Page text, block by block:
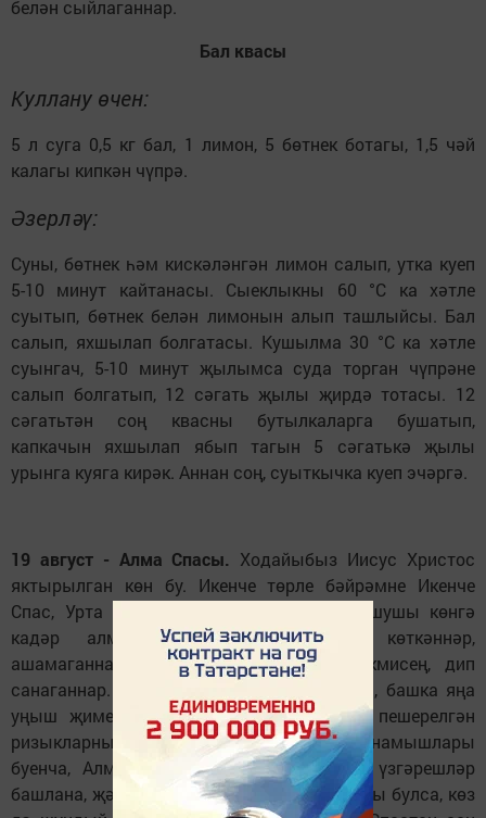
белән сыйлаганнар.
Бал квасы
Куллану өчен:
5 л суга 0,5 кг бал, 1 лимон, 5 бөтнек ботагы, 1,5 чәй
калагы кипкән чүпрә.
Әзерләү:
Суны, бөтнек һәм кискәләнгән лимон салып, утка куеп
5-10 минут кайтанасы. Сыеклыкны 60 °С ка хәтле
суытып, бөтнек белән лимонын алып ташлыйсы. Бал
салып, яхшылап болгатасы. Кушылма 30 °С ка хәтле
суынгач, 5-10 минут җылымса суда торган чүпрәне
салып болгатып, 12 сәгать җылы җирдә тотасы. 12
сәгатьтән соң квасны бутылкаларга бушатып,
капкачын яхшылап ябып тагын 5 сәгатькә җылы
урынга куяга кирәк. Аннан соң, суыткычка куеп эчәргә.
19 август - Алма Спасы. Ходайыбыз Иисус Христос
яктырылган көн бу. Икенче төрле бәйрәмне Икенче
Спас, Урта Спас дип тә атыйлар. Элек шушы көнгә
кадәр алманың өлгереп җиткәнен көткәннәр,
ашамаганнар. Ашасаң - очтомакка эләкмисең, дип
санаганнар. Көне җиткәч кенә алмаларны, башка яңа
уңыш җимешләрен өзәргә һәм алардан пешерелгән
ризыкларны ашарга яраган. Халык сынамышлары
буенча, Алма Спасы җиткәч табигатьтә үзгәрешләр
башлана, җәй көзгә авыша. Спаста көн коры булса, көз